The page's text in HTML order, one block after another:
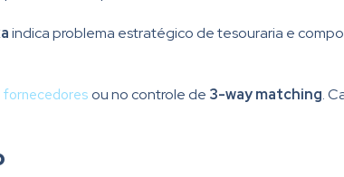
indica problema estratégico de tesouraria e
ou no controle de 3-way matching.